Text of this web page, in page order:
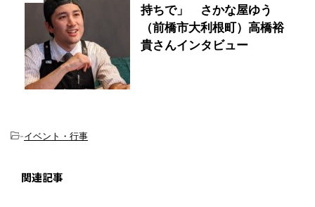
持ちで」 さかな屋ゆう
（前橋市大利根町）高橋裕
貴さんインタビュー
-イベント・行事
関連記事